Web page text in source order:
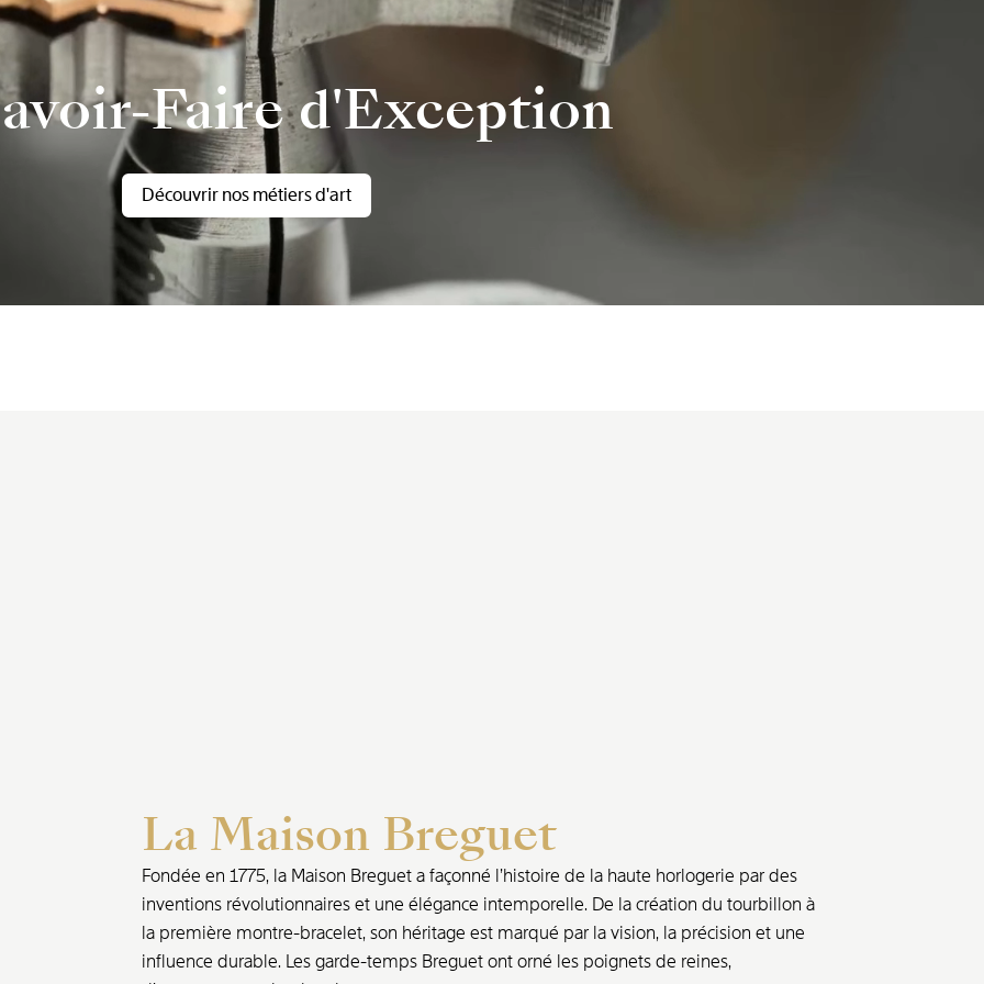
Faire d'Exception
Découvrir nos métiers d'art
La Maison Breguet
Fondée en 1775, la Maison Breguet a façonné l’histoire de la haute horlogerie par des
inventions révolutionnaires et une élégance intemporelle. De la création du tourbillon à
la première montre-bracelet, son héritage est marqué par la vision, la précision et une
influence durable. Les garde-temps Breguet ont orné les poignets de reines,